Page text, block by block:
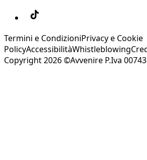
Termini e CondizioniPrivacy e Cookie
PolicyAccessibilitàWhistleblowing
Copyright 2026 ©Avvenire P.Iva